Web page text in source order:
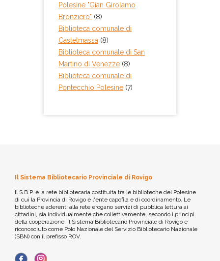
Polesine "Gian Girolamo
Bronziero" (8)
Biblioteca comunale di
Castelmassa (8)
Biblioteca comunale di San
Martino di Venezze (8)
Biblioteca comunale di
Pontecchio Polesine (7)
Il Sistema Bibliotecario Provinciale di Rovigo
Il S.B.P. è la rete bibliotecaria costituita tra le biblioteche del Polesine
di cui la Provincia di Rovigo è l'ente capofila e di coordinamento. Le
biblioteche aderenti alla rete erogano servizi di pubblica lettura ai
cittadini, sia individualmente che collettivamente, secondo i principi
della cooperazione. Il Sistema Bibliotecario Provinciale di Rovigo è
riconosciuto come Polo Nazionale del Servizio Bibliotecario Nazionale
(SBN) con il prefisso ROV.